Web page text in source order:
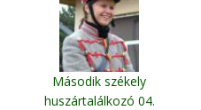
Második székely
huszártalálkozó 04.